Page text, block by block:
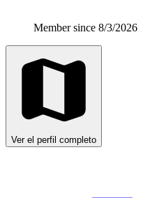
Member since 8/3/2026
Ver el perfil completo